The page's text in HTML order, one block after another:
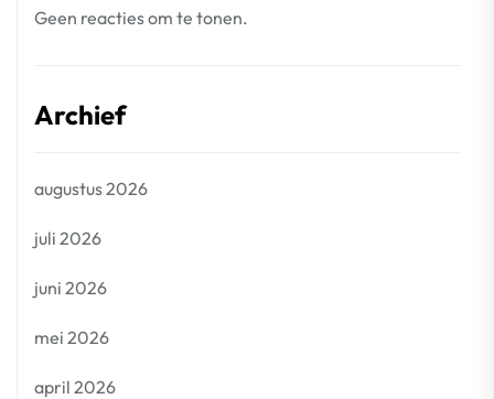
Geen reacties om te tonen.
Archief
augustus 2026
juli 2026
juni 2026
mei 2026
april 2026